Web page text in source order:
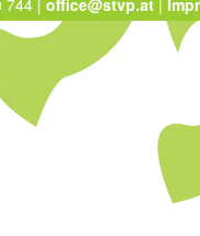
744 | office@stvp.at |